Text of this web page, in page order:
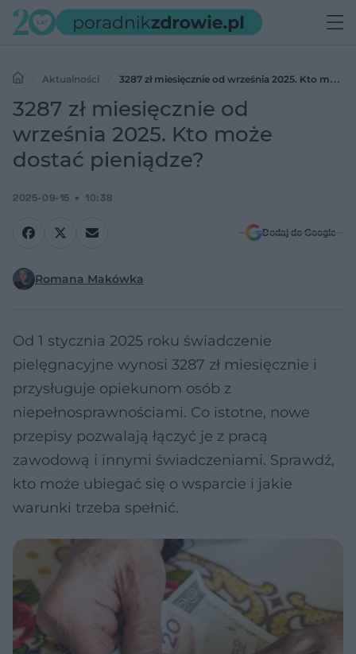
Aktualności
3287 zł miesięcznie od września 2025. Kto może
dostać pieniądze?
3287 zł miesięcznie od
września 2025. Kto może
dostać pieniądze?
2025-09-15 10:38
Dodaj do Google
Romana Makówka
Od 1 stycznia 2025 roku świadczenie
pielęgnacyjne wynosi 3287 zł miesięcznie i
przysługuje opiekunom osób z
niepełnosprawnościami. Co istotne, nowe
przepisy pozwalają łączyć je z pracą
zawodową i innymi świadczeniami. Sprawdź,
kto może ubiegać się o wsparcie i jakie
warunki trzeba spełnić.